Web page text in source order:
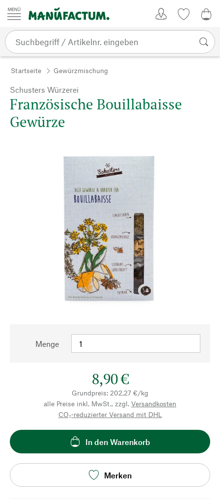
Zum Inhalt springen
Startseite Gewürzmischung
Schusters Würzerei
Französische Bouillabaisse
Gewürze
Menge
8,90 €
Grundpreis: 202,27 €/kg
alle Preise inkl. MwSt., zzgl. Versandkosten
CO₂-reduzierter Versand mit DHL
In den Warenkorb
Merken